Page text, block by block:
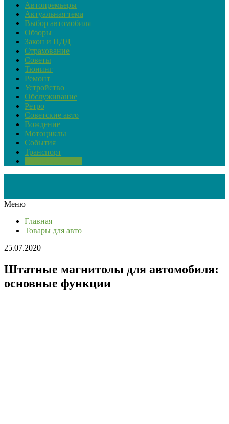
Автопремьеры
Актуальная тема
Выбор автомобиля
Обзоры
Закон и ПДД
Страхование
Советы
Тюнинг
Ремонт
Устройство
Обслуживание
Ретро
Советские авто
Вождение
Мотоциклы
События
Транспорт
Меню
Главная
Товары для авто
25.07.2020
Штатные магнитолы для автомобиля:
основные функции